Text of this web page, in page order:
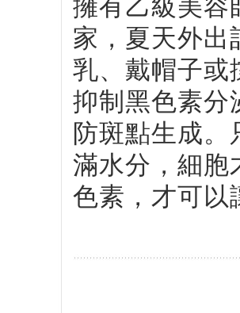
擁有乙級美容
家，夏天外出
乳、戴帽子或
抑制黑色素分
防斑點生成
滿水分，細胞
色素，才可以